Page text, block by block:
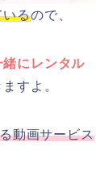
いるので、
にレンタル
すよ。
動画サービス